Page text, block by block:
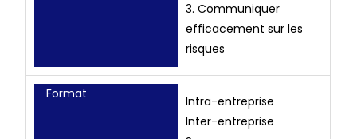
3. Communiquer
efficacement sur les
risques
Format
Intra-entreprise
Inter-entreprise